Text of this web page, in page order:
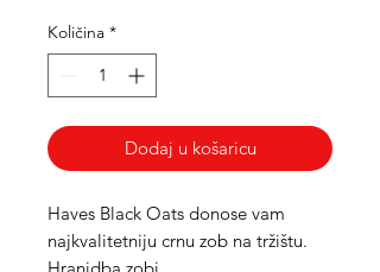
Količina *
Dodaj u košaricu
Haves Black Oats donose vam
najkvalitetniju crnu zob na tržištu.